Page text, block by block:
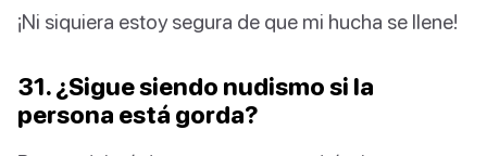
¡Ni siquiera estoy segura de que mi hucha se llene!
31. ¿Sigue siendo nudismo si la
persona está gorda?